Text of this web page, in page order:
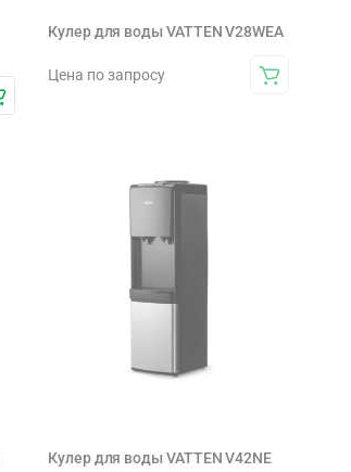
Кулер для воды VATTEN V28WEA
Цена по запросу
Кулер для воды VATTEN V42NE